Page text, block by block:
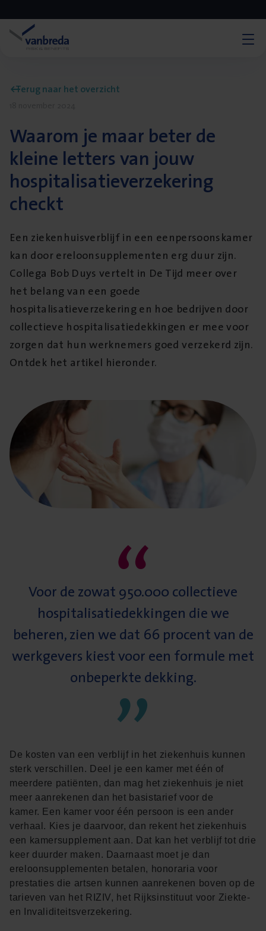
Terug naar het overzicht
Waarom je maar beter de
kleine letters van jouw
hospitalisatieverzekering
checkt
Een ziekenhuisverblijf in een eenpersoonskamer
kan door ereloonsupplementen erg duur zijn.
Collega Bob Duys vertelt in De Tijd meer over
het belang van een goede
hospitalisatieverzekering en hoe bedrijven door
collectieve hospitalisatiedekkingen er mee voor
zorgen dat hun werknemers goed verzekerd zijn.
Ontdek het artikel hieronder.
“
Voor de zowat 950.000 collectieve
hospitalisatiedekkingen die we
beheren, zien we dat 66 procent van de
werkgevers kiest voor een formule met
onbeperkte dekking.
”
De kosten van een verblijf in het ziekenhuis kunnen
sterk verschillen. Deel je een kamer met één of
meerdere patiënten, dan mag het ziekenhuis je niet
meer aanrekenen dan het basistarief voor de
kamer. Een kamer voor één persoon is een ander
verhaal. Kies je daarvoor, dan rekent het ziekenhuis
een kamersupplement aan. Dat kan het verblijf tot drie
keer duurder maken. Daarnaast moet je dan
ereloonsupplementen betalen, honoraria voor
prestaties die artsen kunnen aanrekenen boven op de
tarieven van het RIZIV, het Rijksinstituut voor Ziekte-
en Invaliditeitsverzekering.